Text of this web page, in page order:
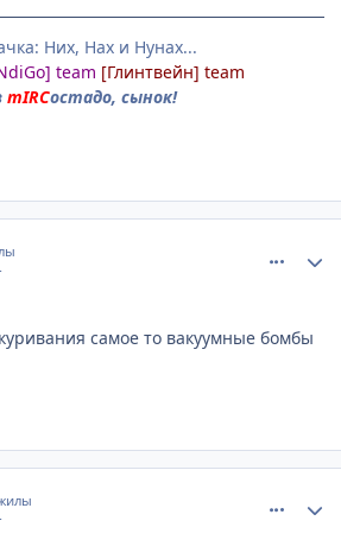
Них, Нах и Нунах...
team [Глинтвейн] team
mIRCостадо, сынок!
самое то вакуумные бомбы